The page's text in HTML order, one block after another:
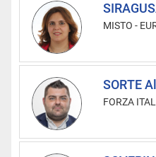
MISTO -
SORTE
FORZA